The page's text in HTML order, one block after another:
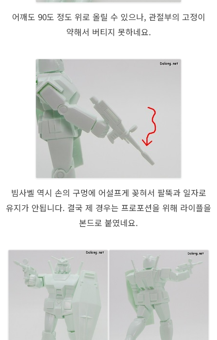
어깨도 90도 정도 위로 올릴 수 있으나, 관절부의 고정이
약해서 버티지 못하네요.
빔사벨 역시 손의 구멍에 어설프게 꽂혀서 팔뚝과 일자로
유지가 안됩니다. 결국 제 경우는 프로포션을 위해 라이플을
본드로 붙였네요.